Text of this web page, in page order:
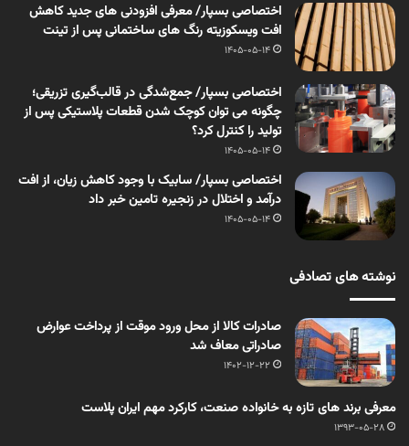
اختصاصی بسپار/ معرفی افزودنی های جدید کاهش
افت ویسکوزیته رنگ های ساختمانی پس از تینت
1405-05-14
اختصاصی بسپار/ جمع‌شدگی در قالب‌گیری تزریقی؛
چگونه می توان کوچک شدن قطعات پلاستیکی پس از
تولید را کنترل کرد؟
1405-05-14
اختصاصی بسپار/ سابیک با وجود کاهش زیان، از افت
درآمد و اختلال در زنجیره تامین خبر داد
1405-05-14
نوشته های تصادفی
صادرات کالا از محل ورود موقت از پرداخت عوارض
صادراتی معاف شد
1402-12-22
معرفی برند های تازه به خانواده صنعت، کارکرد مهم ایران پلاست
1393-05-28